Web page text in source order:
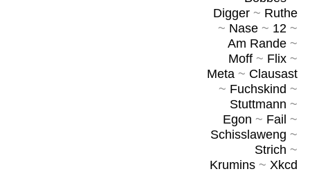
Digger~ Ruthe
~ Nase~ 12~
Am Rande~
Moff~ Flix~
Meta~ Clausast
~ Fuchskind ~
Stuttmann ~
Egon ~ Fail ~
Schisslaweng ~
Strich ~
Krumins~ Xkcd